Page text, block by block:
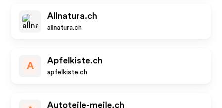
Allnatura.ch
allnatura.ch
A
Apfelkiste.ch
apfelkiste.ch
Autoteile-meile.ch